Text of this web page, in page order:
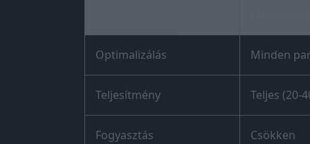
Optimalizálás Minden
Teljesítmény Teljes (20-
Fogyasztás Csökken